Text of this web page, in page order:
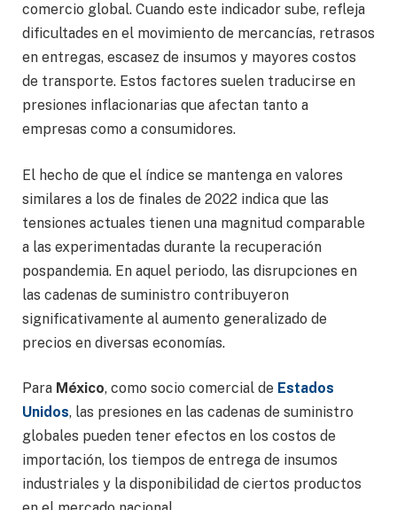
comercio global. Cuando este indicador sube, refleja
dificultades en el movimiento de mercancías, retrasos
en entregas, escasez de insumos y mayores costos
de transporte. Estos factores suelen traducirse en
presiones inflacionarias que afectan tanto a
empresas como a consumidores.
El hecho de que el índice se mantenga en valores
similares a los de finales de 2022 indica que las
tensiones actuales tienen una magnitud comparable
a las experimentadas durante la recuperación
pospandemia. En aquel periodo, las disrupciones en
las cadenas de suministro contribuyeron
significativamente al aumento generalizado de
precios en diversas economías.
Para México, como socio comercial de Estados
Unidos, las presiones en las cadenas de suministro
globales pueden tener efectos en los costos de
importación, los tiempos de entrega de insumos
industriales y la disponibilidad de ciertos productos